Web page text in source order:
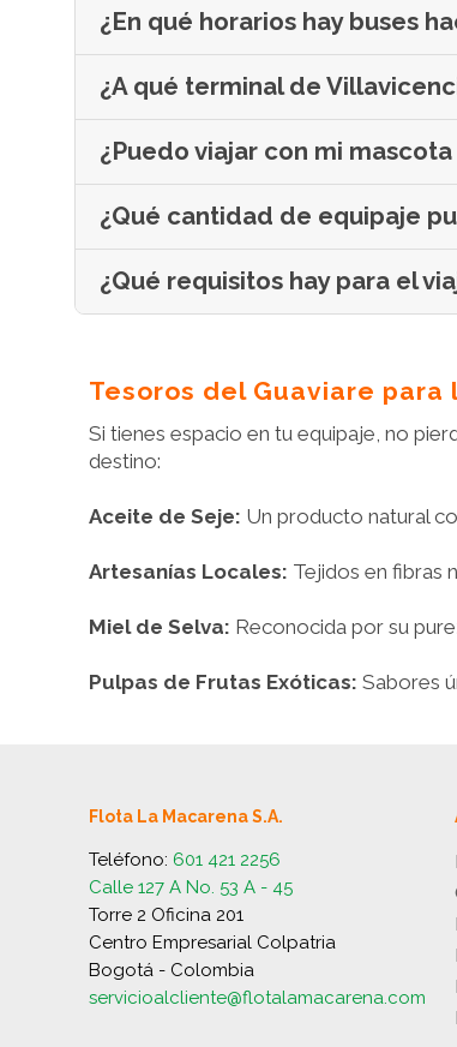
¿En qué horarios hay buses
¿A qué terminal de
¿Puedo viajar con mi
¿Qué cantidad de equipaje
¿Qué requisitos hay para el
Tesoros del Guaviare
Si tienes espacio en tu equipaje, no
destino:
Aceite de Seje: Un producto natural
Artesanías Locales: Tejidos en fibras
Miel de Selva: Reconocida por su
Pulpas de Frutas Exóticas: Sabores
Flota La Macarena S.A.
Teléfono: 601 421 2256
Calle 127 A No. 53 A - 45
Torre 2 Oficina 201
Centro Empresarial Colpatria
Bogotá - Colombia
servicioalcliente@flotalamacarena.com